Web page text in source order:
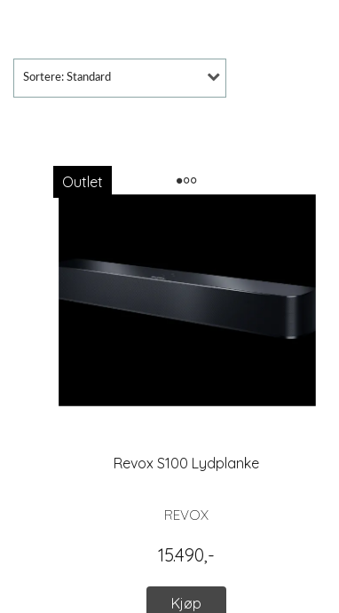
Sortere: Standard
Outlet
Revox S100 Lydplanke
REVOX
15.490,-
Kjøp